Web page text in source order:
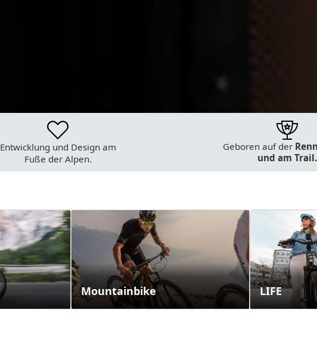
Entwicklung und Design am
Fuße der Alpen.
Geboren auf der
und am Trail.
Mountainbike LIFE